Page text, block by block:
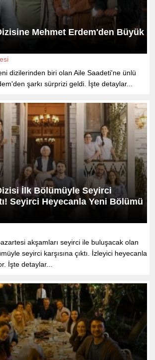
Mehmet Erdem'den Büyük
dizilerinden biri olan Aile Saadeti'ne ünlü
şarkı sürprizi geldi. İşte detaylar...
İlk Bölümüyle Seyirci
Seyirci Heyecanla Yeni Bölümü
akşamları seyirci ile buluşacak olan
seyirci karşısına çıktı. İzleyici heyecanla
İşte detaylar...